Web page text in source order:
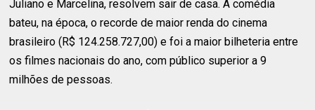
Juliano e Marcelina, resolvem sair de casa. A comédia
bateu, na época, o recorde de maior renda do cinema
brasileiro (R$ 124.258.727,00) e foi a maior bilheteria entre
os filmes nacionais do ano, com público superior a 9
milhões de pessoas.